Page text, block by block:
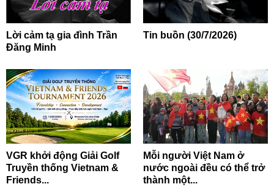
Lời cảm tạ gia đình Trần
Đăng Minh
Tin buồn (30/7/2026)
VGR khởi động Giải Golf
Truyền thống Vietnam &
Friends...
Mỗi người Việt Nam ở
nước ngoài đều có thể trở
thành một...